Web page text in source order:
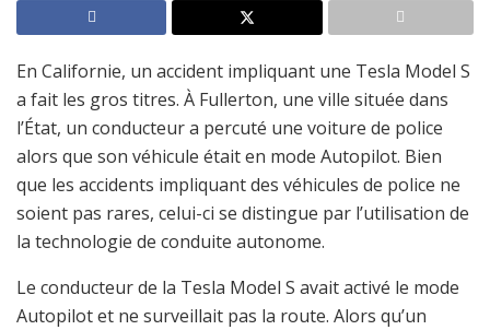
En Californie, un accident impliquant une Tesla Model S
a fait les gros titres. À Fullerton, une ville située dans
l’État, un conducteur a percuté une voiture de police
alors que son véhicule était en mode Autopilot. Bien
que les accidents impliquant des véhicules de police ne
soient pas rares, celui-ci se distingue par l’utilisation de
la technologie de conduite autonome.
Le conducteur de la Tesla Model S avait activé le mode
Autopilot et ne surveillait pas la route. Alors qu’un